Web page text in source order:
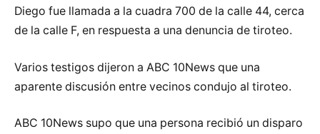
Diego fue llamada a la cuadra 700 de la calle 44, cerca
de la calle F, en respuesta a una denuncia de tiroteo.
Varios testigos dijeron a ABC 10News que una
aparente discusión entre vecinos condujo al tiroteo.
ABC 10News supo que una persona recibió un disparo